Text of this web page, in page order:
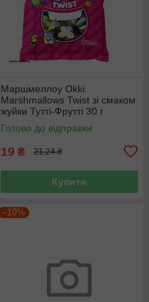
Маршмеллоу Okki
Marshmallows Twist зі смаком
жуйки Тутті-Фрутті 30 г
Готово до відправки
19 ₴ 21,24 ₴
Купити
–10%